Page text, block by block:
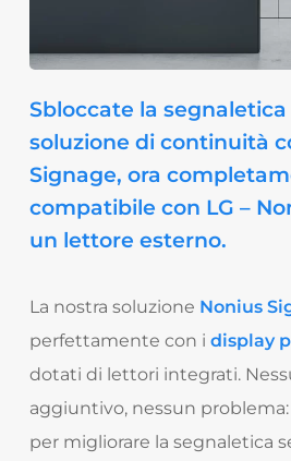
Sbloccate la segnaletica
soluzione di continuità
Signage, ora
compatibile con LG –
un lettore esterno.
La nostra soluzione Nonius
perfettamente con i display
dotati di lettori integrati.
aggiuntivo, nessun
per migliorare la segnaletica